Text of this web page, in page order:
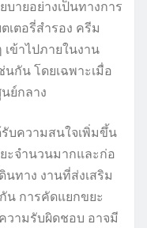
ายอย่างเป็นทางการ
ตอรี่สำรอง ครีม
ข้าไปภายในงาน
นกัน โดยเฉพาะเมื่อ
ย์กลาง
บความสนใจเพิ่มขึ้น
ะจำนวนมากและก่อ
ทาง งานที่ส่งเสริม
น การคัดแยกขยะ
วามรับผิดชอบ อาจมี